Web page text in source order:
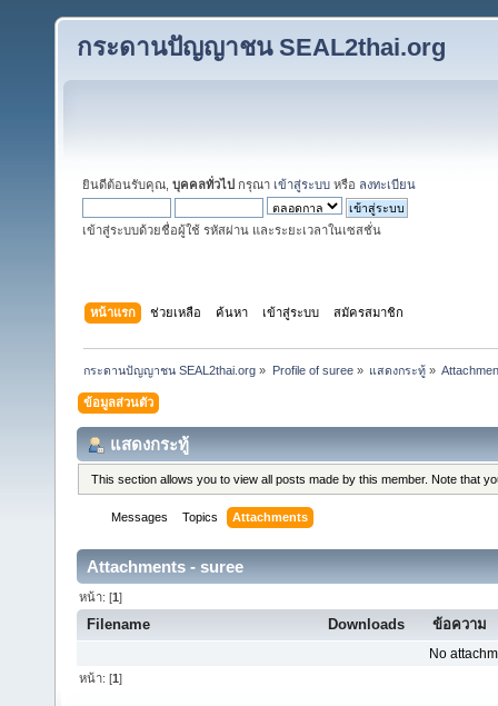
กระดานปัญญาชน SEAL2thai.org
ยินดีต้อนรับคุณ, บุคคลทั่วไป กรุณา เข้าสู่ระบบ หรือ ลงทะเบียน
เข้าสู่ระบบด้วยชื่อผู้ใช้ รหัสผ่าน และระยะเวลาในเซสชั่น
หน้าแรก ช่วยเหลือ ค้นหา เข้าสู่ระบบ สมัครสมาชิก
กระดานปัญญาชน SEAL2thai.org » Profile of suree» แสดงกระทู้»
ข้อมูลส่วนตัว
แสดงกระทู้
This section allows you to view all posts made by this member. Note that
Messages Topics Attachments
Attachments - suree
หน้า: [1]
Filename Downloads ข้อความ
No
หน้า: [1]